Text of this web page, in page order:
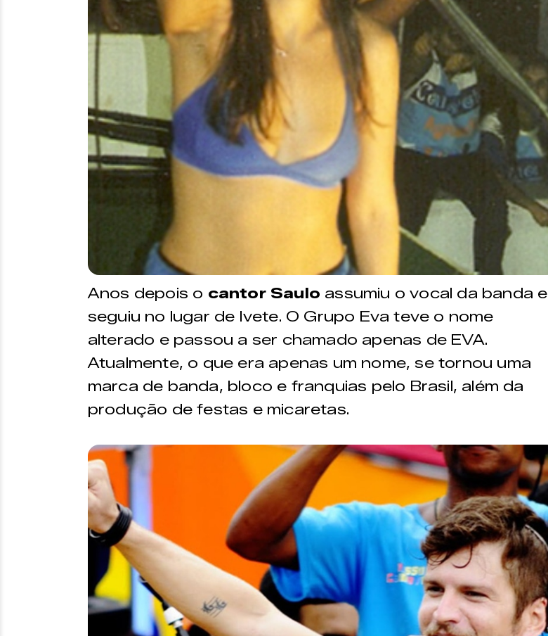
Anos depois o cantor Saulo assumiu o vocal da banda e
seguiu no lugar de Ivete. O Grupo Eva teve o nome
alterado e passou a ser chamado apenas de EVA.
Atualmente, o que era apenas um nome, se tornou uma
marca de banda, bloco e franquias pelo Brasil, além da
produção de festas e micaretas.